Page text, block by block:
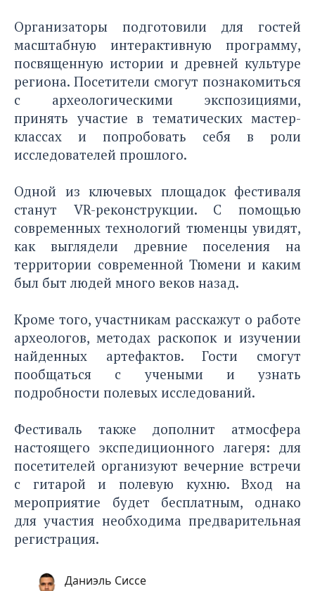
Организаторы подготовили для гостей
масштабную интерактивную программу,
посвященную истории и древней культуре
региона. Посетители смогут познакомиться
с археологическими экспозициями,
принять участие в тематических мастер-
классах и попробовать себя в роли
исследователей прошлого.
Одной из ключевых площадок фестиваля
станут VR-реконструкции. С помощью
современных технологий тюменцы увидят,
как выглядели древние поселения на
территории современной Тюмени и каким
был быт людей много веков назад.
Кроме того, участникам расскажут о работе
археологов, методах раскопок и изучении
найденных артефактов. Гости смогут
пообщаться с учеными и узнать
подробности полевых исследований.
Фестиваль также дополнит атмосфера
настоящего экспедиционного лагеря: для
посетителей организуют вечерние встречи
с гитарой и полевую кухню. Вход на
мероприятие будет бесплатным, однако
для участия необходима предварительная
регистрация.
Даниэль Сиссе